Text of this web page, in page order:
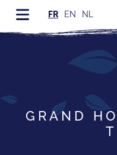
FR EN NL
GRAND